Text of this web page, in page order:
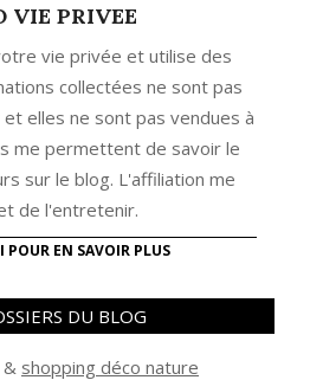
VIE PRIVEE
vie privée et utilise des
collectées ne sont pas
elles ne sont pas vendues à
me permettent de savoir le
sur le blog. L'affiliation me
de l'entretenir.
POUR EN SAVOIR PLUS
DU BLOG
& shopping déco nature